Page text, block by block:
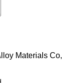
Materials Co,